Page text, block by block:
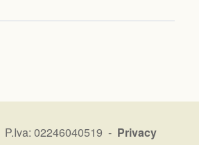
02246040519 - Privacy